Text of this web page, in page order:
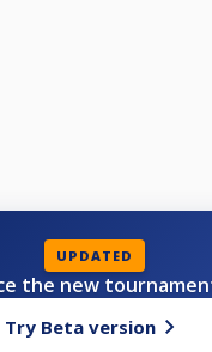
UPDATED
the new
Try Beta version